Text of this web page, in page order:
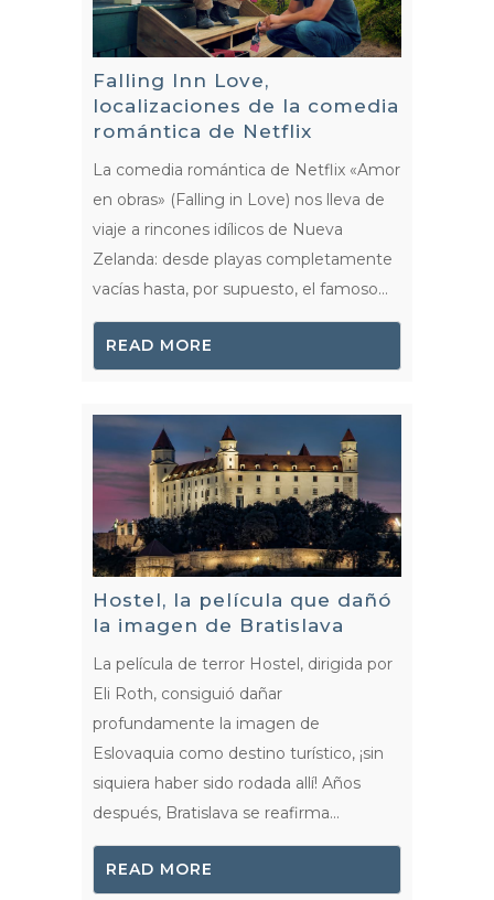
Falling Inn Love,
localizaciones de la comedia
romántica de Netflix
La comedia romántica de Netflix «Amor
en obras» (Falling in Love) nos lleva de
viaje a rincones idílicos de Nueva
Zelanda: desde playas completamente
vacías hasta, por supuesto, el famoso...
READ MORE
Hostel, la película que dañó
la imagen de Bratislava
La película de terror Hostel, dirigida por
Eli Roth, consiguió dañar
profundamente la imagen de
Eslovaquia como destino turístico, ¡sin
siquiera haber sido rodada allí! Años
después, Bratislava se reafirma...
READ MORE